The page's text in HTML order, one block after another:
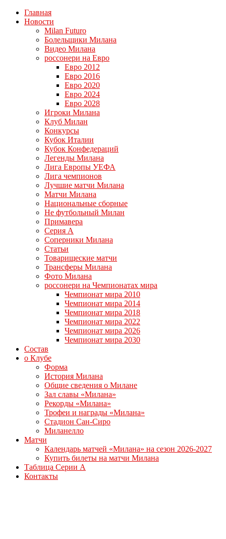
Главная
Новости
Milan Futuro
Болельщики Милана
Видео Милана
россонери на Евро
Евро 2012
Евро 2016
Евро 2020
Евро 2024
Евро 2028
Игроки Милана
Клуб Милан
Конкурсы
Кубок Италии
Кубок Конфедераций
Легенды Милана
Лига Европы УЕФА
Лига чемпионов
Лучшие матчи Милана
Матчи Милана
Национальные сборные
Не футбольный Милан
Примавера
Серия А
Соперники Милана
Статьи
Товарищеские матчи
Трансферы Милана
Фото Милана
россонери на Чемпионатах мира
Чемпионат мира 2010
Чемпионат мира 2014
Чемпионат мира 2018
Чемпионат мира 2022
Чемпионат мира 2026
Чемпионат мира 2030
Состав
о Клубе
Форма
История Милана
Общие сведения о Милане
Зал славы «Милана»
Рекорды «Милана»
Трофеи и награды «Милана»
Стадион Сан-Сиро
Миланелло
Матчи
Календарь матчей «Милана» на сезон 2026-2027
Купить билеты на матчи Милана
Таблица Серии А
Контакты